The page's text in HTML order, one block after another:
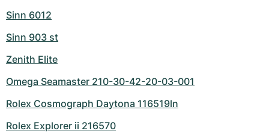
Sinn 6012
Sinn 903 st
Zenith Elite
Omega Seamaster 210-30-42-20-03-001
Rolex Cosmograph Daytona 116519ln
Rolex Explorer ii 216570